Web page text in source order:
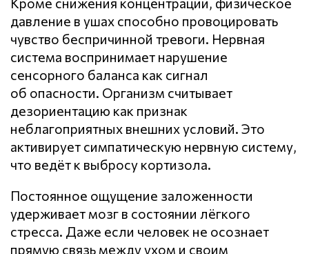
давление в ушах способно провоцировать
чувство беспричинной тревоги. Нервная
система воспринимает нарушение
сенсорного баланса как сигнал
об опасности. Организм считывает
дезориентацию как признак
неблагоприятных внешних условий. Это
активирует симпатическую нервную систему,
что ведёт к выбросу кортизола.
Постоянное ощущение заложенности
удерживает мозг в состоянии лёгкого
стресса. Даже если человек не осознает
прямую связь между ухом и своим